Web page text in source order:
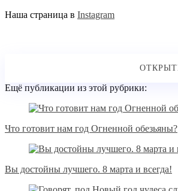
Наша страница в Instagram
Ещё публикации из этой рубрики:
Что готовит нам год Огненной обезьяны?
Вы достойны лучшего. 8 марта и всегда!